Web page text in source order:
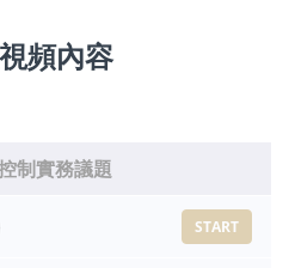
頻內容
制實務議題
START